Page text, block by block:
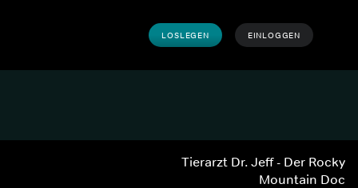
LOSLEGEN EINLOGGEN
Tierarzt Dr. Jeff - Der Rocky
Mountain Doc